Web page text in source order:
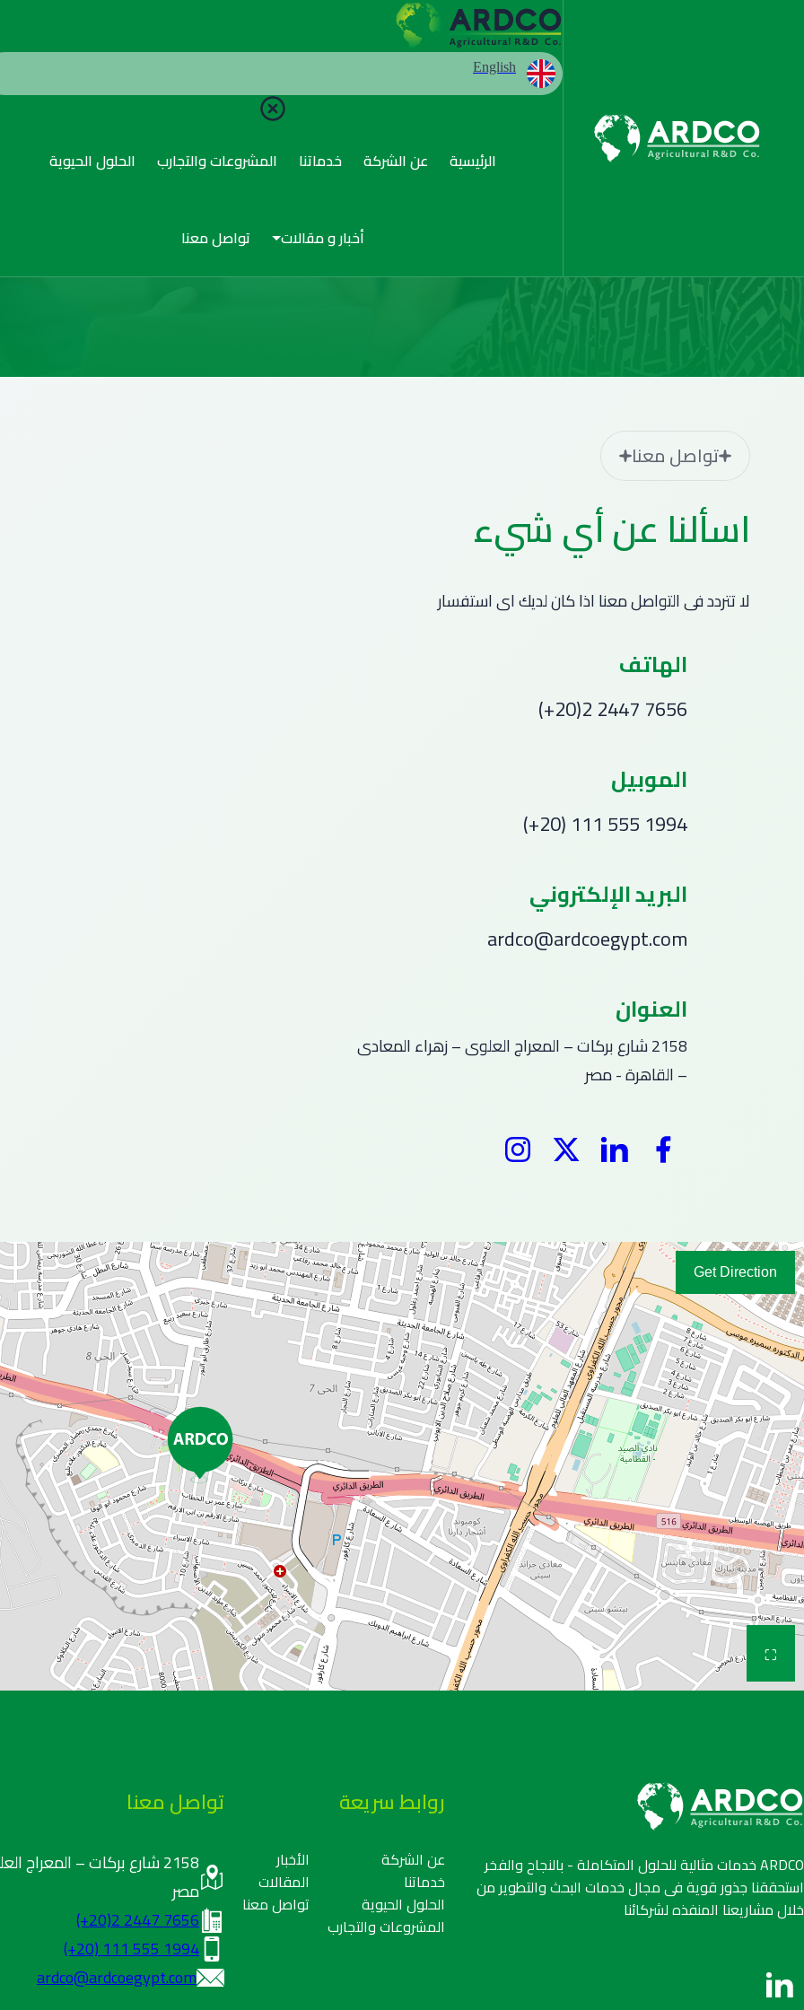
English
الرئيسية عن الشركة خدماتنا المشروعات والتجارب الحلول الحيوية
أخبار و مقالات تواصل معنا
تواصل معنا
الرئيسية تواصل معنا
تواصل معنا
اسألنا عن أي شيء
لا تتردد فى التواصل معنا اذا كان لديك اى استفسار
الهاتف
(+20)2 2447 7656
الموبيل
(+20) 111 555 1994
البريد الإلكتروني
ardco@ardcoegypt.com
العنوان
2158 شارع بركات – المعراج العلوى – زهراء المعادى
– القاهرة - مصر
Facebook
Linkedin
Twitter
Instagram
Get Direction
⛶
ARDCO خدمات مثالية للحلول المتكاملة - بالنجاح والفخر
استحققنا جذور قوية فى مجال خدمات البحث والتطوير من
خلال مشاريعنا المنفذه لشركائنا
روابط سريعة
عن الشركة
خدماتنا
الحلول الحيوية
المشروعات والتجارب
الأخبار
المقالات
تواصل معنا
تواصل معنا
2158 شارع بركات –
مصر
(+20)2 2447 7656
(+20) 111 555 1994
ardco@ardcoegypt.com